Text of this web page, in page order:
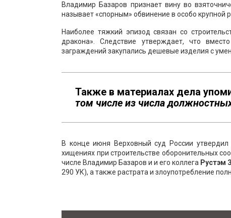
Владимир Базаров признает вину во
называет «спорным» обвинение в особо крупной
Наиболее тяжкий эпизод связан со
дракона». Следствие утверждает, что
заграждений закупались дешевые изделия с
Также в материалах дела
том числе из числа
В конце июня Верховный суд России
хищениях при строительстве оборонительных
числе Владимир Базаров и и его коллега Рустэм
290 УК), а также растрата и злоупотребление